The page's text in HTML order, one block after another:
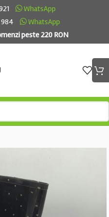
WhatsApp
WhatsApp
peste 220 RON